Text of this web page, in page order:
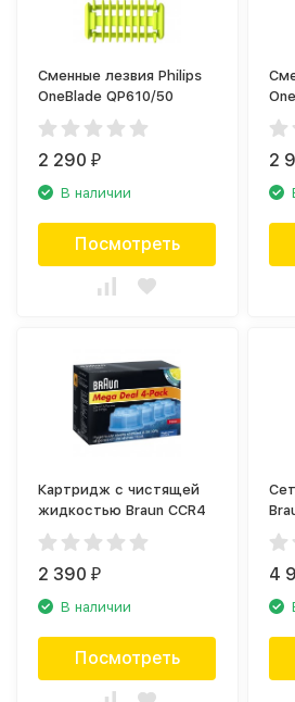
Сменные лезвия Philips
OneBlade QP610/50
2 290₽
В наличии
Посмотреть
2
Картридж с чистящей
жидкостью Braun CCR4
2 390₽
В наличии
Посмотреть
4